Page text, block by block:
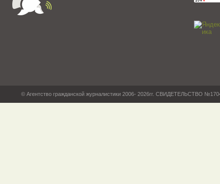
© Агентство гражданской журналистики 2006- 2026гг. СВИДЕТЕЛЬСТВО